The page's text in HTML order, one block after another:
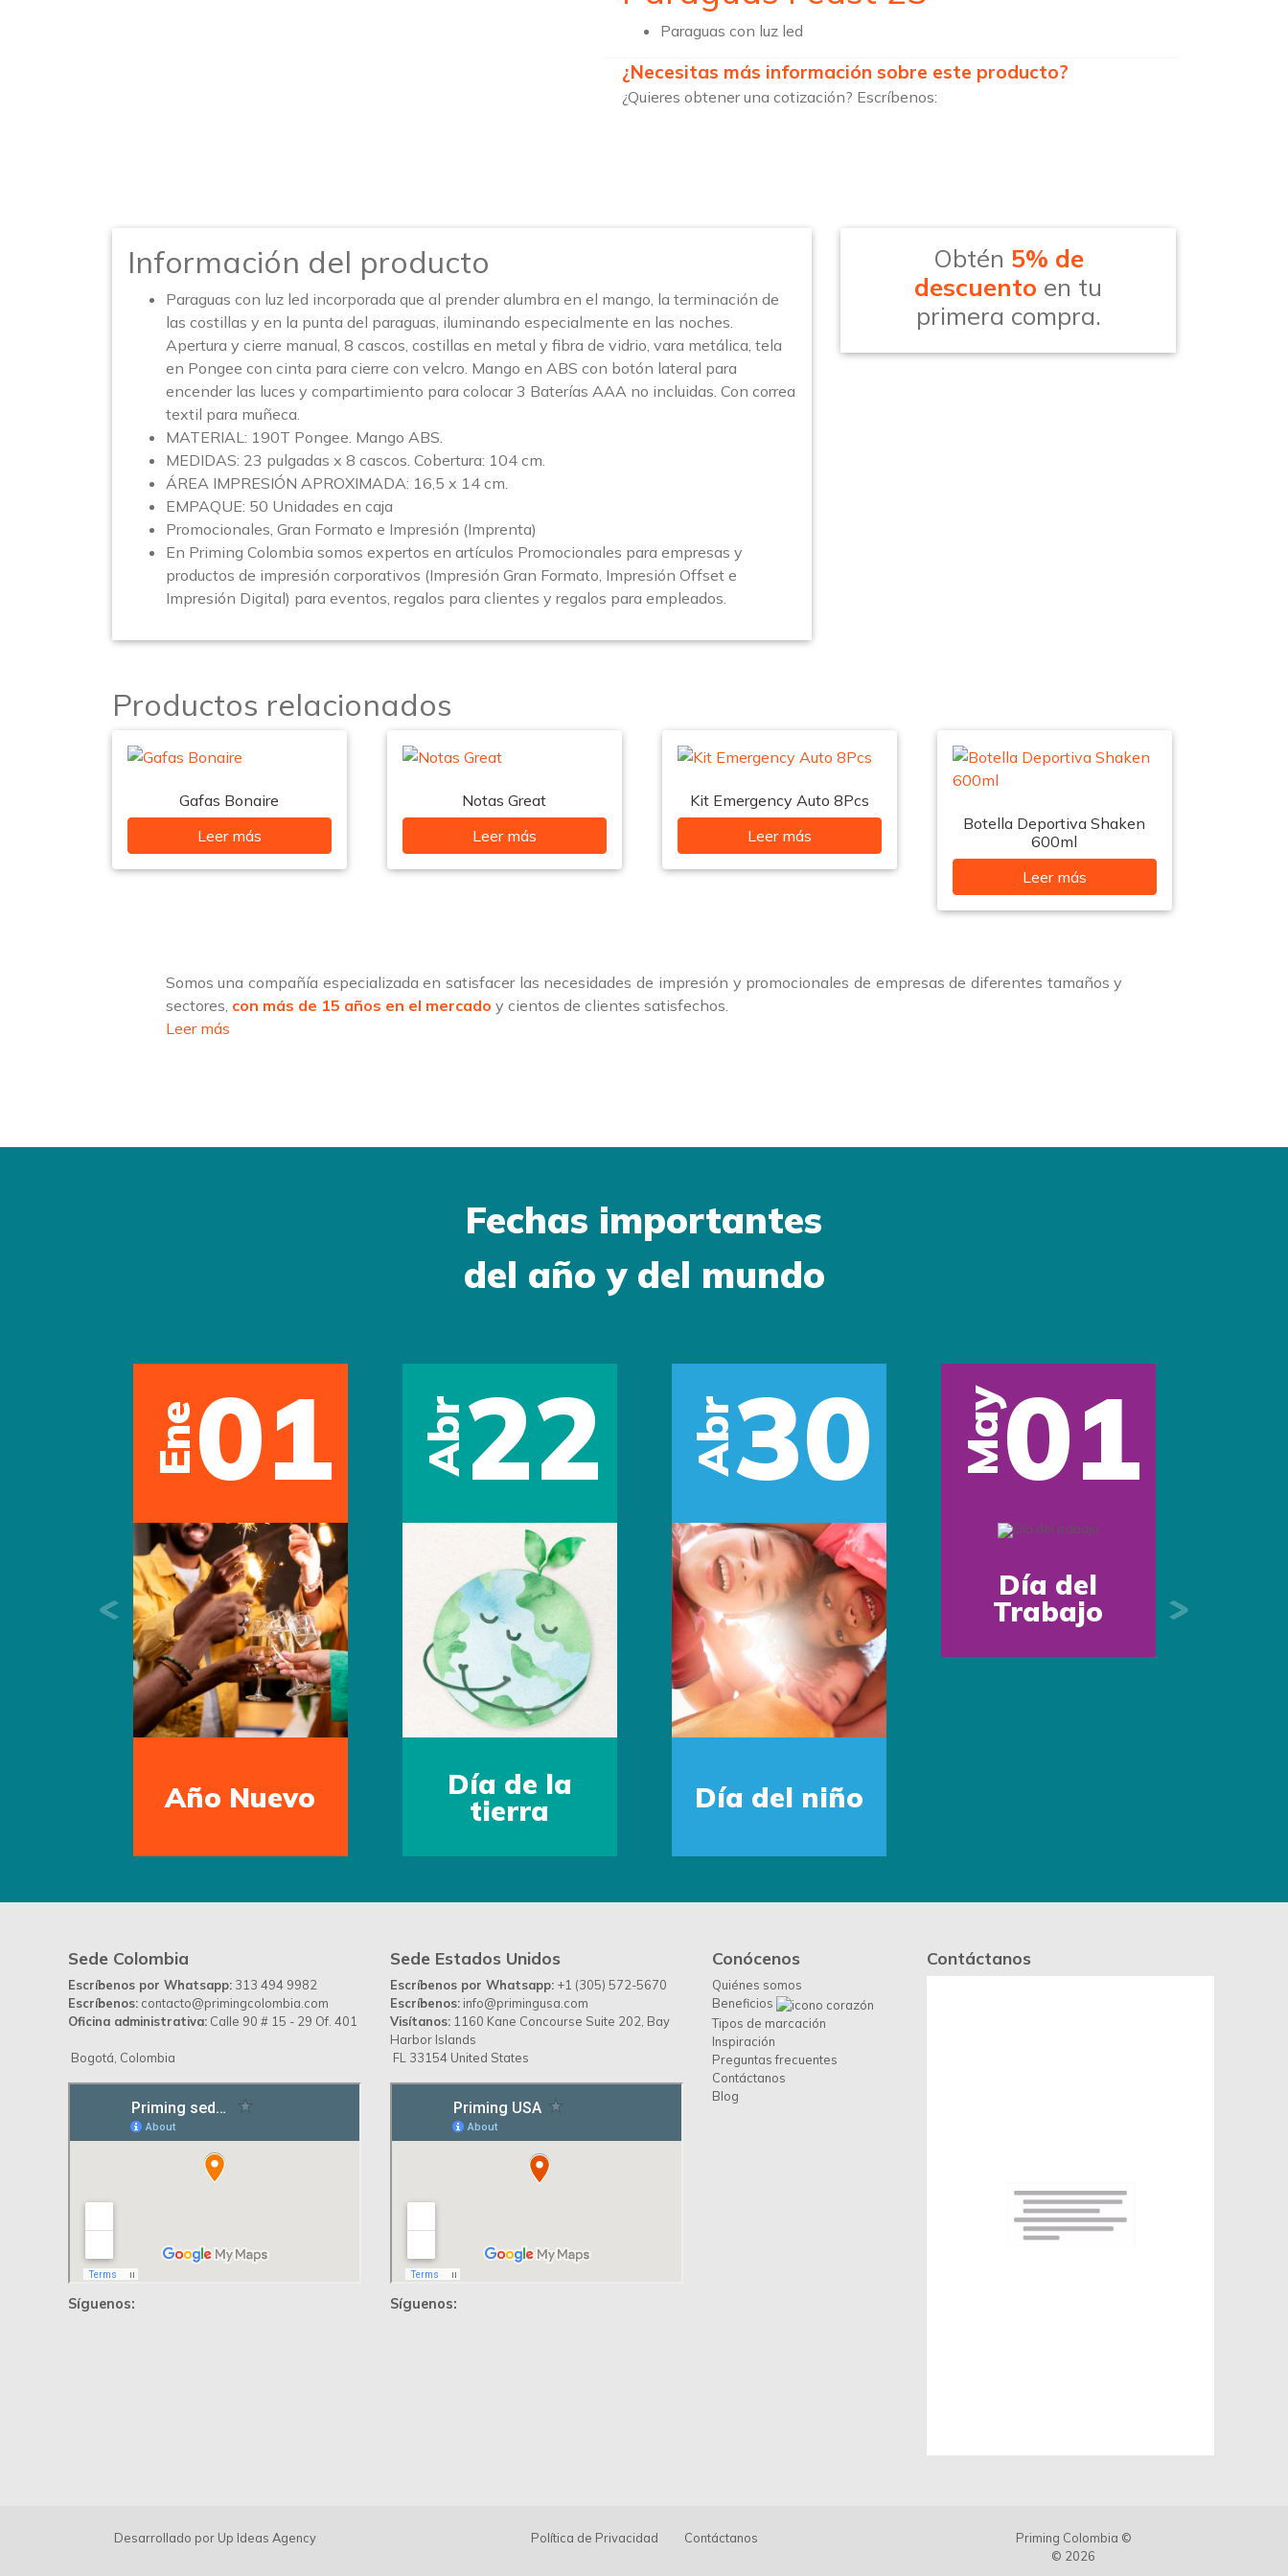
Paraguas con luz led
¿Necesitas más información sobre este producto?
¿Quieres obtener una cotización? Escríbenos:
Información del producto
Paraguas con luz led incorporada que al prender alumbra en el mango, la terminación de
las costillas y en la punta del paraguas, iluminando especialmente en las noches.
Apertura y cierre manual, 8 cascos, costillas en metal y fibra de vidrio, vara metálica, tela
en Pongee con cinta para cierre con velcro. Mango en ABS con botón lateral para
encender las luces y compartimiento para colocar 3 Baterías AAA no incluidas. Con correa
textil para muñeca.
MATERIAL: 190T Pongee. Mango ABS.
MEDIDAS: 23 pulgadas x 8 cascos. Cobertura: 104 cm.
ÁREA IMPRESIÓN APROXIMADA: 16,5 x 14 cm.
EMPAQUE: 50 Unidades en caja
Promocionales, Gran Formato e Impresión (Imprenta)
En Priming Colombia somos expertos en artículos Promocionales para empresas y
productos de impresión corporativos (Impresión Gran Formato, Impresión Offset e
Impresión Digital) para eventos, regalos para clientes y regalos para empleados.
Obtén 5% de
descuento en tu
primera compra.
Productos relacionados
Gafas Bonaire
Leer más
Notas Great
Leer más
Kit Emergency Auto 8Pcs
Leer más
Botella Deportiva Shaken
600ml
Leer más
Somos una compañía especializada en satisfacer las necesidades de impresión y promocionales de empresas de diferentes tamaños y
sectores, con más de 15 años en el mercado y cientos de clientes satisfechos.
Leer más
Fechas importantes
del año y del mundo
22
Día de la
tierra
30
Día del niño
01
Día del
Trabajo
May12
Previous Next
Sede Colombia
Escríbenos por Whatsapp: 313 494 9982
Escríbenos: contacto@primingcolombia.com
Oficina administrativa: Calle 90 # 15 - 29 Of. 401
Bogotá, Colombia
Síguenos:
Sede Estados Unidos
Escríbenos por Whatsapp: +1 (305) 572-5670
Escríbenos: info@primingusa.com
Visítanos: 1160 Kane Concourse Suite 202, Bay
Harbor Islands
FL 33154 United States
Síguenos:
Conócenos
Quiénes somos
Beneficios
Tipos de marcación
Inspiración
Preguntas frecuentes
Contáctanos
Blog
Contáctanos
Desarrollado por Up Ideas Agency Política de Privacidad Contáctanos
Priming Colombia ©
© 2026